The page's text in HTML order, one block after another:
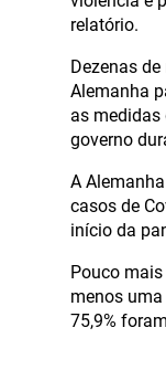
relatório.
Dezenas
Alemanha
as
governo
A
casos de
início da
Pouco
menos
75,9%